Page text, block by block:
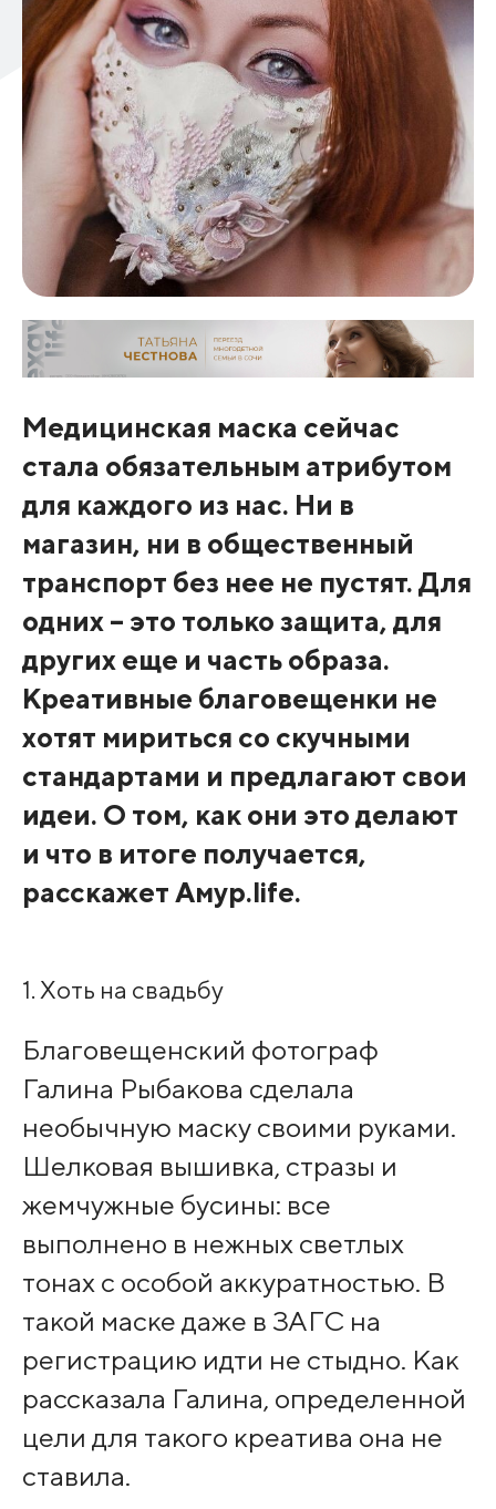
Медицинская маска сейчас
стала обязательным атрибутом
для каждого из нас. Ни в
магазин, ни в общественный
транспорт без нее не пустят. Для
одних – это только защита, для
других еще и часть образа.
Креативные благовещенки не
хотят мириться со скучными
стандартами и предлагают свои
идеи. О том, как они это делают
и что в итоге получается,
расскажет Амур.life.
1. Хоть на свадьбу
Благовещенский фотограф
Галина Рыбакова сделала
необычную маску своими руками.
Шелковая вышивка, стразы и
жемчужные бусины: все
выполнено в нежных светлых
тонах с особой аккуратностью. В
такой маске даже в ЗАГС на
регистрацию идти не стыдно. Как
рассказала Галина, определенной
цели для такого креатива она не
ставила.